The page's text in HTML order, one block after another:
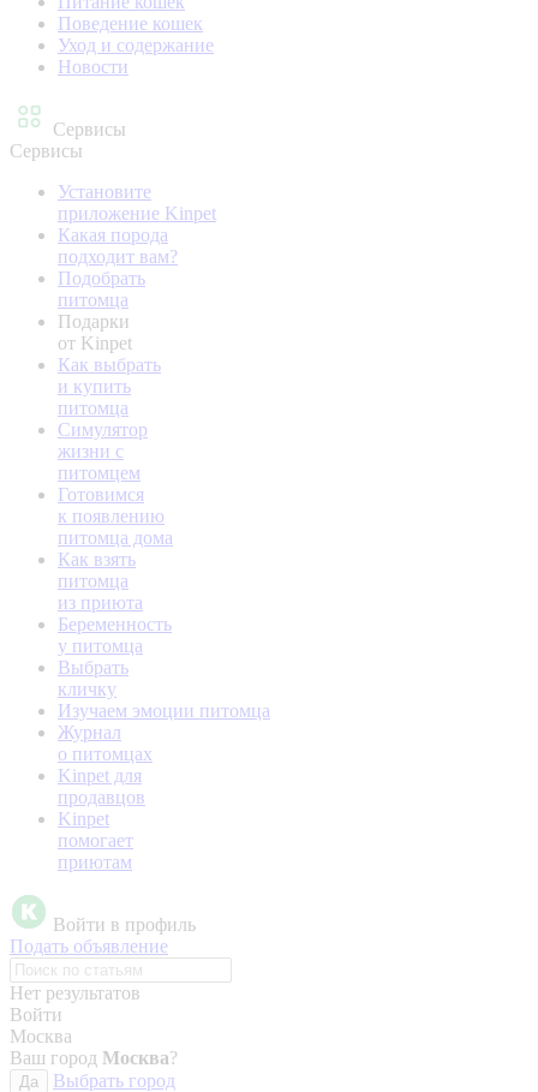
Поведение кошек
Уход и содержание
Новости
Сервисы
Сервисы
Установите
приложение Kinpet
Какая порода
подходит вам?
Подобрать
питомца
Подарки
от Kinpet
Как выбрать
и купить
питомца
Симулятор
жизни с
питомцем
Готовимся
к появлению
питомца дома
Как взять
питомца
из приюта
Беременность
у питомца
Выбрать
кличку
Изучаем эмоции питомца
Журнал
о питомцах
Kinpet для
продавцов
Kinpet
помогает
приютам
Войти в профиль
Подать объявление
Нет результатов
Войти
Москва
Ваш город Москва?
Да
Выбрать город